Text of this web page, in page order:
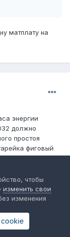
матплату на
энергии
должно
простоя
фиговый
при севшей
и
AMD.
чтобы
изменить свои
изменения